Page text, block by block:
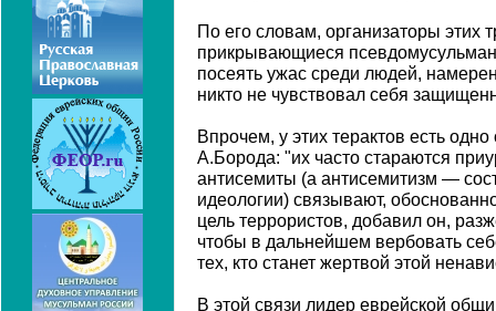
По его словам, организаторы этих
прикрывающиеся
посеять ужас среди людей,
никто не чувствовал себя
Впрочем, у этих терактов есть
А.Борода: "их часто стараются
антисемиты (а антисемитизм —
идеологии) связывают,
цель террористов, добавил он,
чтобы в дальнейшем вербовать
тех, кто станет жертвой этой
В этой связи лидер еврейской